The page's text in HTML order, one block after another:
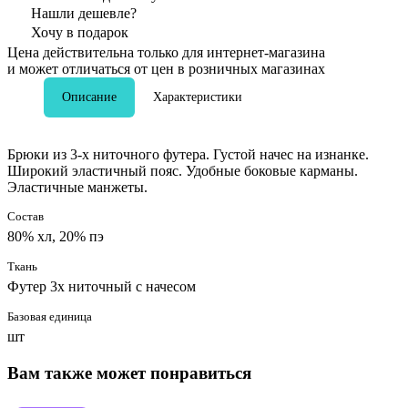
Нашли дешевле?
Хочу в подарок
Цена действительна только для интернет-магазина
и может отличаться от цен в розничных магазинах
Описание Характеристики
Брюки из 3-х ниточного футера. Густой начес на изнанке.
Широкий эластичный пояс. Удобные боковые карманы.
Эластичные манжеты.
Состав
80% хл, 20% пэ
Ткань
Футер 3х ниточный с начесом
Базовая единица
шт
Вам также может понравиться